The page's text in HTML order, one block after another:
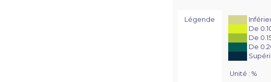
Légende
De
De
De
Unité : %